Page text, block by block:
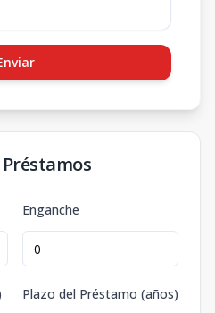
Enganche
Plazo del Préstamo (años)